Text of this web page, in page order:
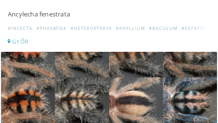
Ancylecha fenestrata
#INSECTA #PHASMIDA #HETEROPTERYX #PHYLLIUM #BACULUM #EXTATOSOMA
GYŐR